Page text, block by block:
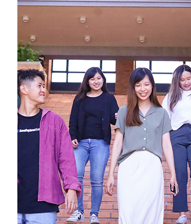
FOLLOW US
National Tsing Hua University © Copyright All Rights
蘋果網頁設計